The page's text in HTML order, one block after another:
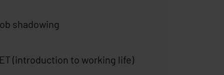
shadowing
(introduction to working life)